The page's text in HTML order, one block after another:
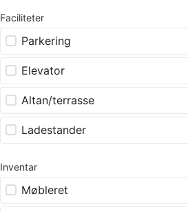
Faciliteter
Parkering
Elevator
Altan/terrasse
Ladestander
Inventar
Møbleret